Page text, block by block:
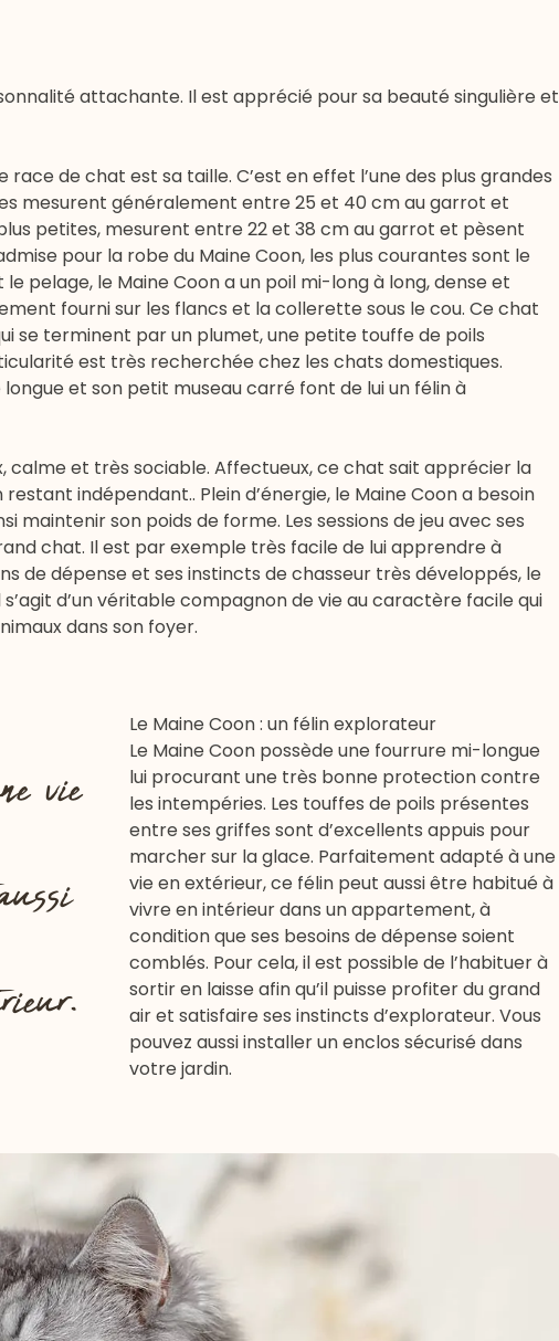
attachante. Il est apprécié pour sa beauté singulière et
de chat est sa taille. C’est en effet l’une des plus grandes
mesurent généralement entre 25 et 40 cm au garrot et
petites, mesurent entre 22 et 38 cm au garrot et pèsent
pour la robe du Maine Coon, les plus courantes sont le
pelage, le Maine Coon a un poil mi-long à long, dense et
fourni sur les flancs et la collerette sous le cou. Ce chat
se terminent par un plumet, une petite touffe de poils
est très recherchée chez les chats domestiques.
longue et son petit museau carré font de lui un félin à
calme et très sociable. Affectueux, ce chat sait apprécier la
indépendant.. Plein d’énergie, le Maine Coon a besoin
maintenir son poids de forme. Les sessions de jeu avec ses
chat. Il est par exemple très facile de lui apprendre à
de dépense et ses instincts de chasseur très développés, le
d’un véritable compagnon de vie au caractère facile qui
dans son foyer.
vie
Le Maine Coon : un félin explorateur
Le Maine Coon possède une fourrure mi-longue
lui procurant une très bonne protection contre
les intempéries. Les touffes de poils présentes
entre ses griffes sont d’excellents appuis pour
marcher sur la glace. Parfaitement adapté à une
vie en extérieur, ce félin peut aussi être habitué à
vivre en intérieur dans un appartement, à
condition que ses besoins de dépense soient
comblés. Pour cela, il est possible de l’habituer à
sortir en laisse afin qu’il puisse profiter du grand
air et satisfaire ses instincts d’explorateur. Vous
pouvez aussi installer un enclos sécurisé dans
votre jardin.